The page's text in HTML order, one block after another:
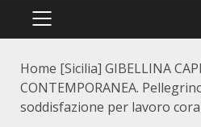
PRIMÄRES
Home [Sicilia] GIBELLINA
CONTEMPORANEA.
soddisfazione per lavoro